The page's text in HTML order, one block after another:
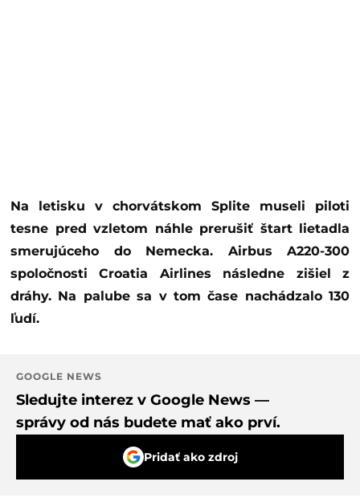
Na letisku v chorvátskom Splite museli piloti
tesne pred vzletom náhle prerušiť štart lietadla
smerujúceho do Nemecka. Airbus A220-300
spoločnosti Croatia Airlines následne zišiel z
dráhy. Na palube sa v tom čase nachádzalo 130
ľudí.
GOOGLE NEWS
Sledujte interez v Google News —
správy od nás budete mať ako prví.
Pridať ako zdroj